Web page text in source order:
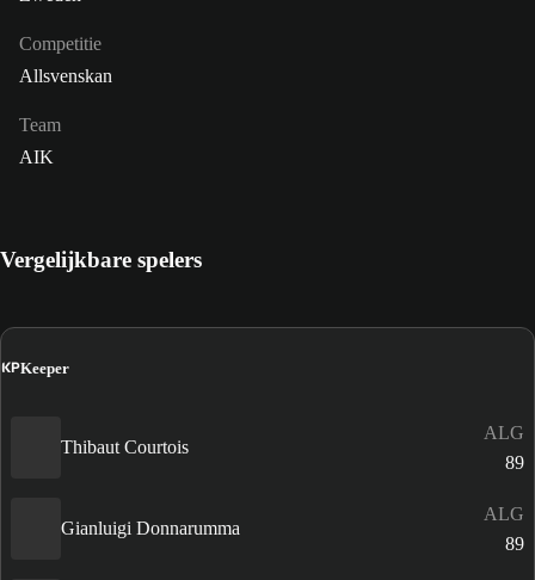
Competitie
Allsvenskan
Team
AIK
Vergelijkbare spelers
KPKeeper
Thibaut Courtois
ALG
89
Gianluigi Donnarumma
ALG
89